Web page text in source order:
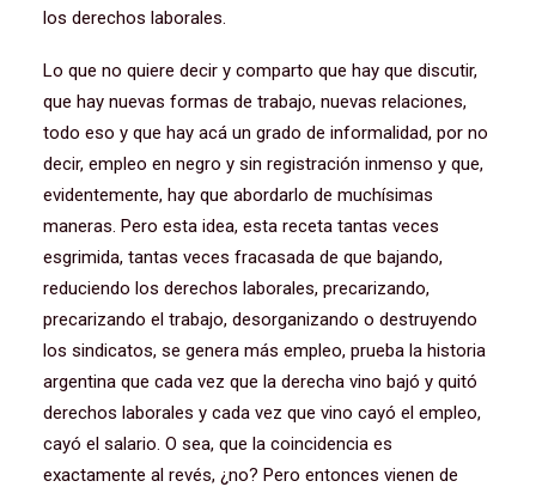
los derechos laborales.
Lo que no quiere decir y comparto que hay que discutir,
que hay nuevas formas de trabajo, nuevas relaciones,
todo eso y que hay acá un grado de informalidad, por no
decir, empleo en negro y sin registración inmenso y que,
evidentemente, hay que abordarlo de muchísimas
maneras. Pero esta idea, esta receta tantas veces
esgrimida, tantas veces fracasada de que bajando,
reduciendo los derechos laborales, precarizando,
precarizando el trabajo, desorganizando o destruyendo
los sindicatos, se genera más empleo, prueba la historia
argentina que cada vez que la derecha vino bajó y quitó
derechos laborales y cada vez que vino cayó el empleo,
cayó el salario. O sea, que la coincidencia es
exactamente al revés, ¿no? Pero entonces vienen de